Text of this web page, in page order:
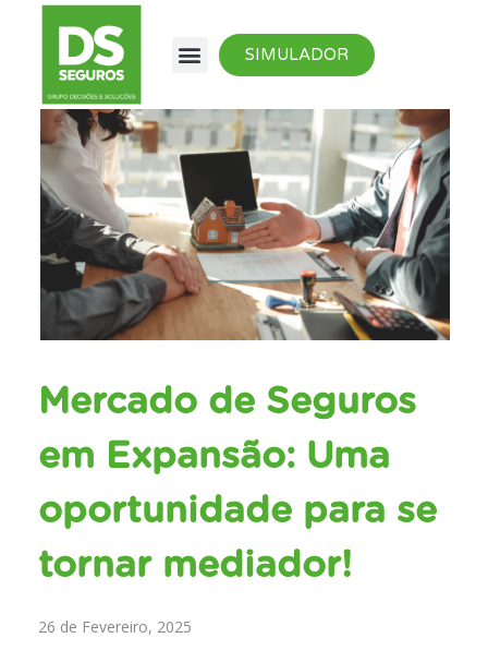
SIMULADOR
Mercado de Seguros
em Expansão: Uma
oportunidade para se
tornar mediador!
26 de Fevereiro, 2025